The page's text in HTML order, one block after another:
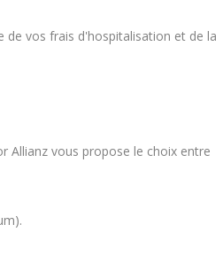
vos frais d'hospitalisation et de la
Allianz vous propose le choix entre